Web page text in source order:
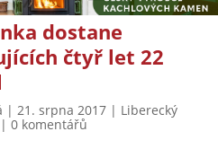
dostane
čtyř let 22
| 21. srpna 2017| Liberecký
0 komentářů